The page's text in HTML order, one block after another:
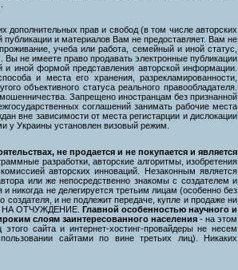
дополнительных прав и свобод (в том числе авторских
и материалов Вам не предоставляет. Вам не
учеба или работа, семейный и иной статус,
не имеете право продавать электронные публикации
и иной формой представления авторской информации.
и места его хранения, разрекламированности,
объективного статуса реального правообладателя.
Запрещено иностранцам без признанной
соглашений занимать рабочие места
вне зависимости от места регистарции и дислокации
у Украины установлен визовый режим.
не продается и не покупается и является
разработки, авторские алгоритмы, изобретения
авторских инноваций. Незаконным является
или же непосредственно знакомы с создателем и
никогда не делегируется третьим лицам (особенно без
и не подлежит передаче, купле и продаже ни
НА ОТЧУЖДЕНИЕ. Главной особенностью научного и
слоям заинтересованного населения - на этом
сайта и интернет-хостинг-провайдеры не несем
сайтами по вине третьих лиц). Никаких